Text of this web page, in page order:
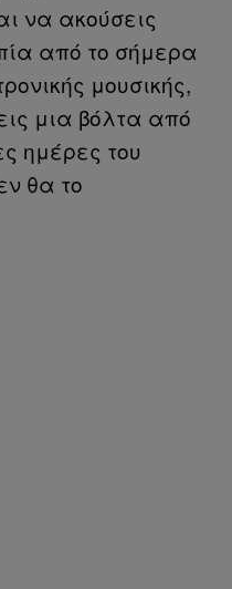
να ακούσεις
από το σήμερα
μουσικής,
μια βόλτα από
ημέρες του
θα το